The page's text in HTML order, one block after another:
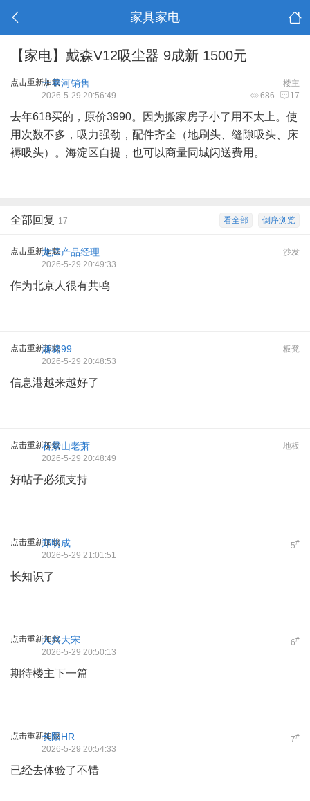
家具家电
【家电】戴森V12吸尘器 9成新 1500元
点击重新加载 楼主
十里河销售
686 17
2026-5-29 20:56:49
去年618买的，原价3990。因为搬家房子小了用不太上。使
用次数不多，吸力强劲，配件齐全（地刷头、缝隙吸头、床
褥吸头）。海淀区自提，也可以商量同城闪送费用。
倒序浏览
看全部
全部回复 17
点击重新加载 沙发
龙泽产品经理
2026-5-29 20:49:33
作为北京人很有共鸣
点击重新加载 板凳
潘璐99
2026-5-29 20:48:53
信息港越来越好了
点击重新加载 地板
石景山老萧
2026-5-29 20:48:49
好帖子必须支持
点击重新加载 5#
郑明成
2026-5-29 21:01:51
长知识了
点击重新加载 6#
大兴大宋
2026-5-29 20:50:13
期待楼主下一篇
点击重新加载 7#
长阳HR
2026-5-29 20:54:33
已经去体验了不错